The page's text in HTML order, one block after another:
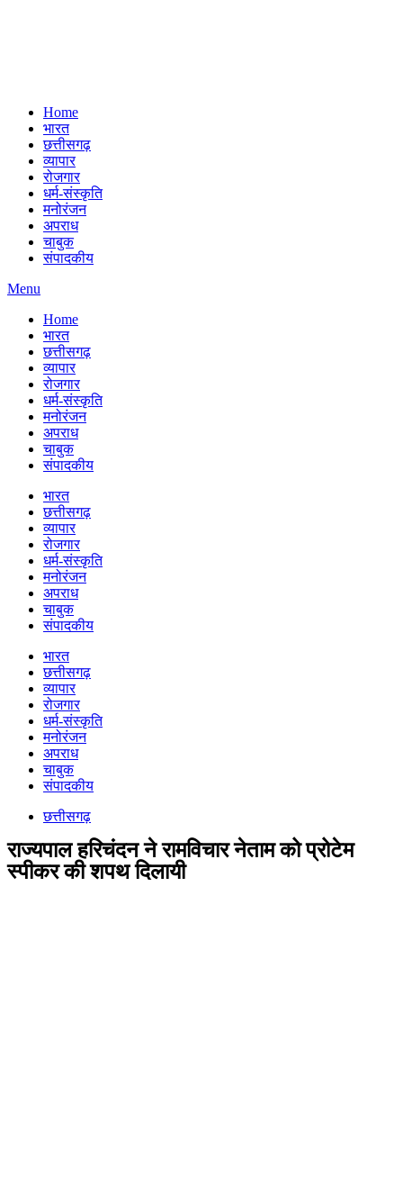
Home
भारत
छत्तीसगढ़
व्यापार
रोजगार
धर्म-संस्कृति
मनोरंजन
अपराध
चाबुक
संपादकीय
Menu
Home
भारत
छत्तीसगढ़
व्यापार
रोजगार
धर्म-संस्कृति
मनोरंजन
अपराध
चाबुक
संपादकीय
भारत
छत्तीसगढ़
व्यापार
रोजगार
धर्म-संस्कृति
मनोरंजन
अपराध
चाबुक
संपादकीय
भारत
छत्तीसगढ़
व्यापार
रोजगार
धर्म-संस्कृति
मनोरंजन
अपराध
चाबुक
संपादकीय
छत्तीसगढ़
राज्यपाल हरिचंदन ने रामविचार नेताम को प्रोटेम
स्पीकर की शपथ दिलायी